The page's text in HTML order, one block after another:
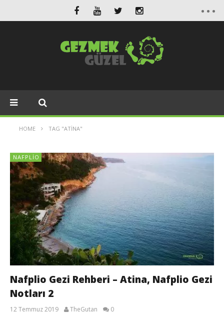
HOME TAG "ATINA"
NAFPLIO
Nafplio Gezi Rehberi – Atina, Nafplio Gezi
Notları 2
12 Temmuz 2019 TheGutan 0